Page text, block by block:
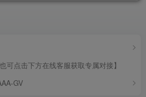
可点击下方在线客服获取专属对接】
GV